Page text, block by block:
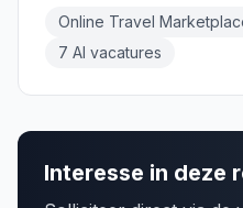
Online Travel
7 AI vacatures
Interesse in deze